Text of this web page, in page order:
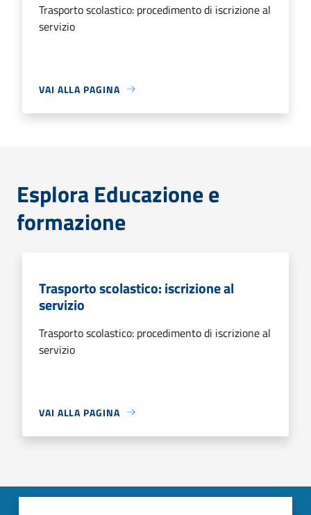
Trasporto scolastico: procedimento di iscrizione al
servizio
VAI ALLA PAGINA
Esplora Educazione e
formazione
Trasporto scolastico: iscrizione al
servizio
Trasporto scolastico: procedimento di iscrizione al
servizio
VAI ALLA PAGINA